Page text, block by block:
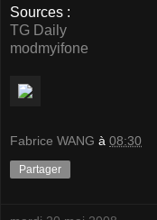
Sources :
TG Daily
modmyifone
Fabrice WANG à 08:30
Partager